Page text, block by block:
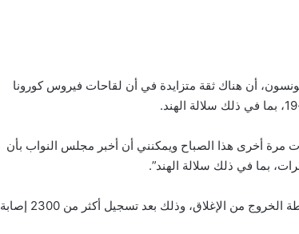
أن هناك ثقة متزايدة في أن لقاحات فيروس كورونا
مرة أخرى هذا الصباح ويمكنني أن أخبر مجلس النواب بأن
بما في ذلك سلالة الهند”.
حيث أثار انتشار طفرة الهند مخاوف من تأجيل تنفيذ خطة الخروج من الإغلاق، وذلك بعد تسجيل أكثر من 2300 إصابة